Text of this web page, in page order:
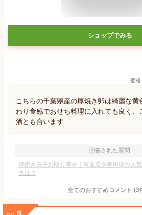
ショップでみる
価格
こちらの千葉県産の厚焼き卵は綺麗な黄
わり食感でおせち料理に入れても良く、
酒とも合います
回答された質問
厚焼き玉子お取り寄せ｜有名店や寿司屋の人
きは？
全てのおすすめコメント (3